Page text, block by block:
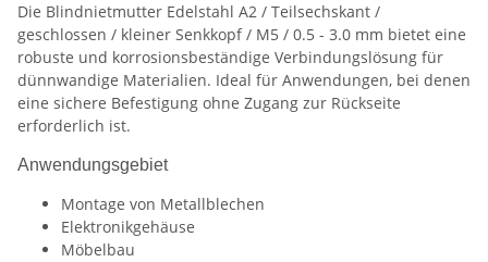
Die Blindnietmutter Edelstahl A2 / Teilsechskant /
geschlossen / kleiner Senkkopf / M5 / 0.5 - 3.0 mm bietet eine
robuste und korrosionsbeständige Verbindungslösung für
dünnwandige Materialien. Ideal für Anwendungen, bei denen
eine sichere Befestigung ohne Zugang zur Rückseite
erforderlich ist.
Anwendungsgebiet
Montage von Metallblechen
Elektronikgehäuse
Möbelbau